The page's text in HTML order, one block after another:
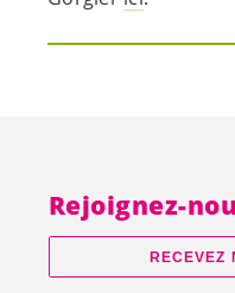
Rejoignez-
RECEVEZ